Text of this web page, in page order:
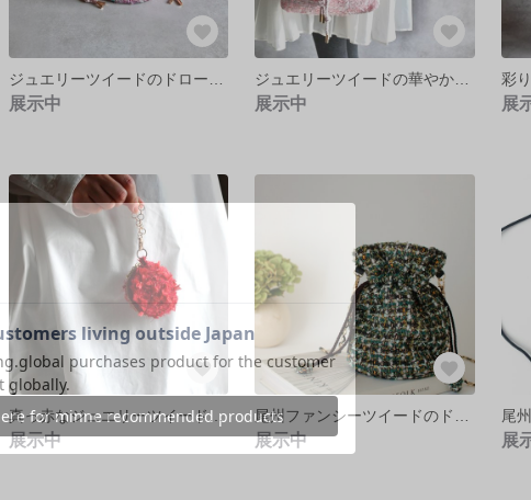
展示中 展示中 展
真っ赤なジュエリーツイードのアクセサリーポーチ
展示中 展示中 展